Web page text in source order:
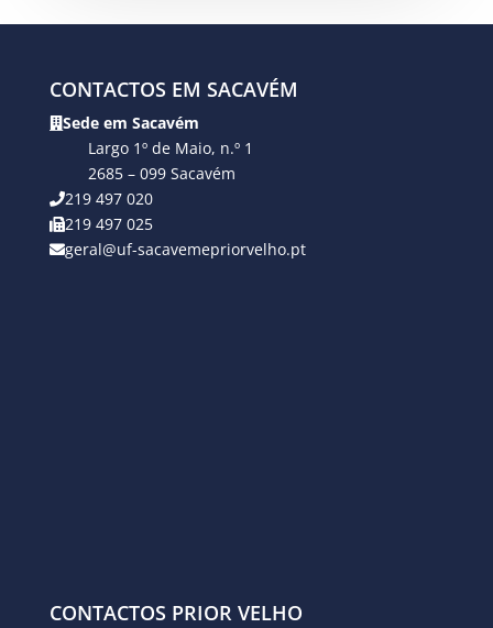
CONTACTOS EM SACAVÉM
Sede em Sacavém
Largo 1º de Maio, n.º 1
2685 – 099 Sacavém
219 497 020
219 497 025
geral@uf-sacavemepriorvelho.pt
CONTACTOS PRIOR VELHO